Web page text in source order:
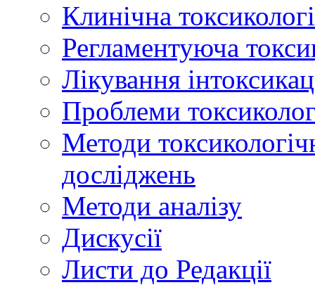
Клинічна
Регламентуюча
Лікування
Проблеми
Методи
досліджень
Методи аналізу
Дискусії
Листи до Редакції